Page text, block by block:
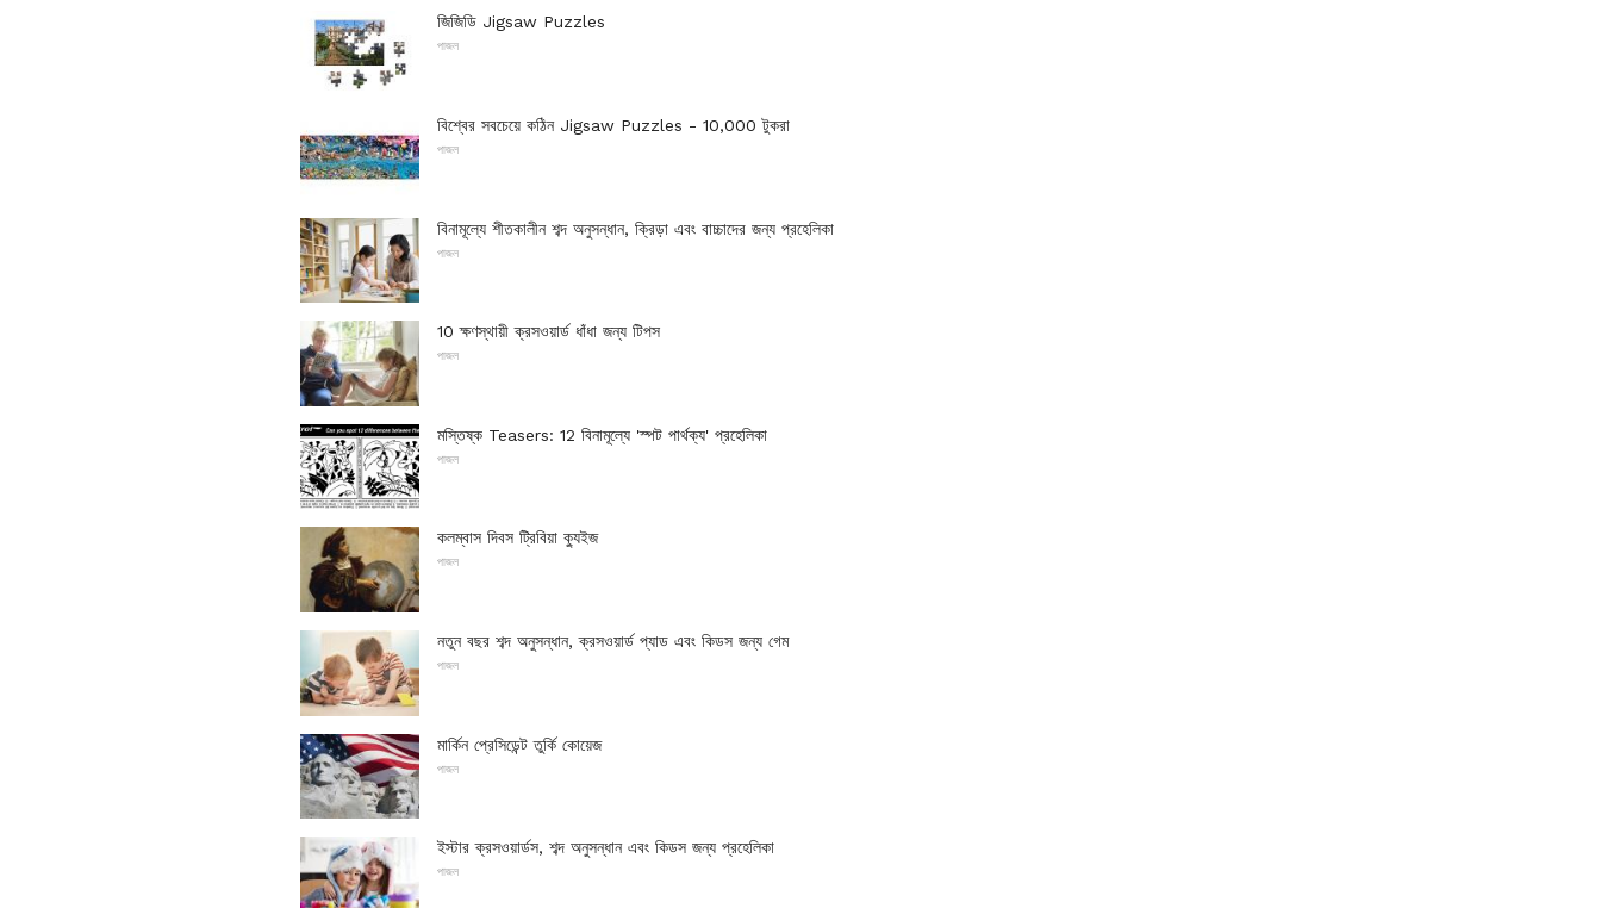
জিজিডি Jigsaw Puzzles
পাজল
বিশ্বের সবচেয়ে কঠিন Jigsaw Puzzles - 10,000 টুকরা
পাজল
বিনামূল্যে শীতকালীন শব্দ অনুসন্ধান, ক্রিড়া এবং বাচ্চাদের জন্য প্রহেলিকা
পাজল
10 ক্ষণস্থায়ী ক্রসওয়ার্ড ধাঁধা জন্য টিপস
পাজল
মস্তিষ্ক Teasers: 12 বিনামূল্যে 'স্পট পার্থক্য' প্রহেলিকা
পাজল
কলম্বাস দিবস ট্রিবিয়া ক্যুইজ
পাজল
নতুন বছর শব্দ অনুসন্ধান, ক্রসওয়ার্ড প্যাড এবং কিডস জন্য গেম
পাজল
মার্কিন প্রেসিডেন্ট তুর্কি কোয়েজ
পাজল
ইস্টার ক্রসওয়ার্ডস, শব্দ অনুসন্ধান এবং কিডস জন্য প্রহেলিকা
পাজল